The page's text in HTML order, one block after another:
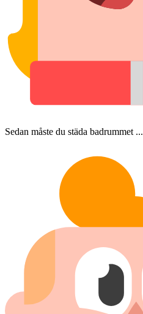
Sedan måste du städa badrummet ...